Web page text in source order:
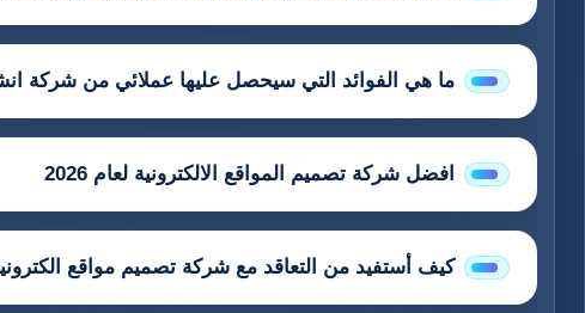
ما هي الفوائد التي سيحصل عليها عملائي من شركة
افضل شركة تصميم المواقع الالكترونية لعام 2026
كيف أستفيد من التعاقد مع شركة تصميم مواقع